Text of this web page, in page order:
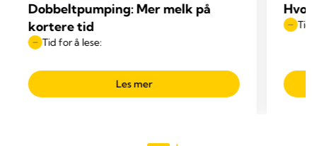
Dobbeltpumping: Mer melk på
kortere tid
Tid for å lese:
Les mer
Tid